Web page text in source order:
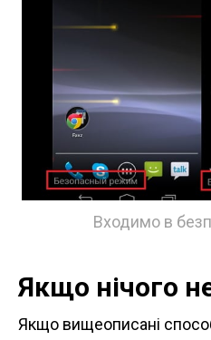
Входимо в
Якщо нічого
Якщо вищеописані